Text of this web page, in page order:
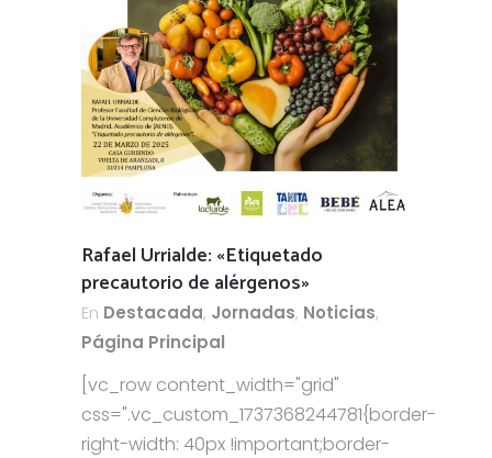
Rafael Urrialde: «Etiquetado
precautorio de alérgenos»
En Destacada, Jornadas, Noticias,
Página Principal
[vc_row content_width="grid"
css=".vc_custom_1737368244781{border-
right-width: 40px !important;border-